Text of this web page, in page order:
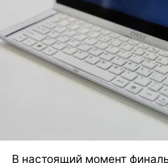
В настоящий момент